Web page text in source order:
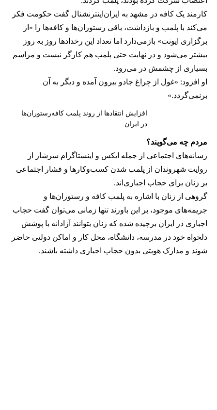
کارمند یک کافه در مشهد به ایران‌اینترنشنال گفت حکومت فکر
می‌کند با پلمب و بازداشت، باقی رستوران‌ها و کافه‌ها را «از
برگزاری ایونت» بازمی‌دارد اما تعداد این رخدادها روز به روز
بیشتر می‌شود و در نهایت حتی پلمب هم کارگر نیست و مراسم
بسیاری از چشمش در می‌رود.
او افزود: «غول از چراغ جادو بیرون آمده و دیگر به آن
برنمی‎‌گردد.»
افزایش انتقادها از روند پلمب کافه‌رستوران‌ها
در ایران
مردم چه می‌گویند؟
رسانه‎‌های اجتماعی از جمله ایکس و اینستاگرام سرشار از
روایت شهروندان از پلمب شدن کسب‌وکارها و فشار اجتماعی
بر زنان برای حجاب اجباری‌اند.
گروهی از زنان با اشاره به پلمب کافه و رستوران‌ها و
جریمه‌های موجود، بر این باورند تنها زمانی می‌توان گفت حجاب
اجباری در ایران برچیده شده که زنان بتوانند آزادانه با پوشش
دلخواه خود در مدرسه، دانشگاه، محل کار و اماکن دولتی حاضر
شوند و مدارک هویتی بدون حجاب اجباری داشته باشند.